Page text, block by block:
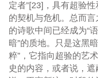
定者”[23]，具有超验
的契机与危机。总而言
的诗歌中间已经成为“
暗”的质地。只是这黑
粹”，它指向超验的艺
史的内容，或者说，